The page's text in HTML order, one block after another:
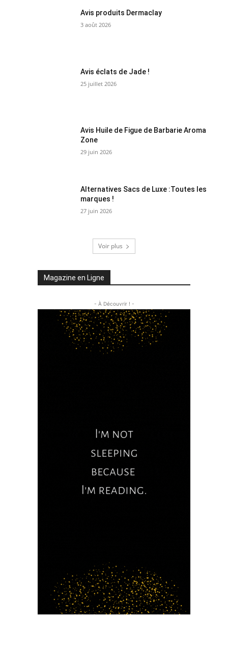
Avis produits Dermaclay
3 août 2026
Avis éclats de Jade !
25 juillet 2026
Avis Huile de Figue de Barbarie Aroma
Zone
29 juin 2026
Alternatives Sacs de Luxe :Toutes les
marques !
27 juin 2026
Voir plus
Magazine en Ligne
- À Découvrir ! -